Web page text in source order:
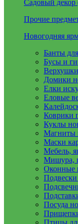
Садовый декор
Прочие
Новогодняя
Банты
Бусы и
Домики
Елки
Еловые
Коврики
Куклы
Магниты
Маски
Мебель,
Мишура,
Оконные
Подвески
Посуда
Птицы